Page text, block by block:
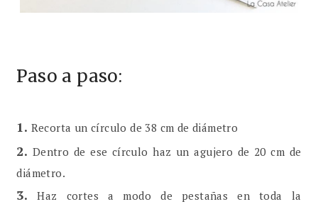
Paso a paso:
1. Recorta un círculo de 38 cm de diámetro
2. Dentro de ese círculo haz un agujero de 20 cm de
diámetro.
3.Haz cortes a modo de pestañas en toda la